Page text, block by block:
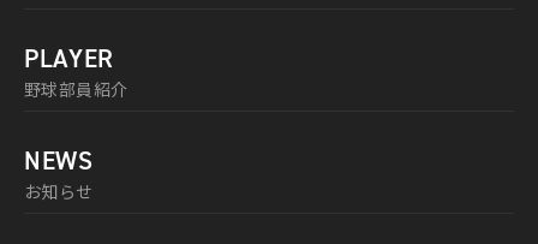
PLAYER
野球部員紹介
NEWS
お知らせ